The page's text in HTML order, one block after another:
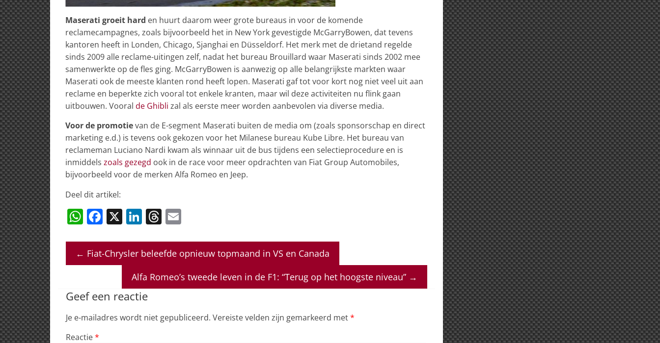
Maserati groeit hard en huurt daarom weer grote bureaus in voor de komende
reclamecampagnes, zoals bijvoorbeeld het in New York gevestigde McGarryBowen, dat tevens
kantoren heeft in Londen, Chicago, Sjanghai en Düsseldorf. Het merk met de drietand regelde
sinds 2009 alle reclame-uitingen zelf, nadat het bureau Brouillard waar Maserati sinds 2002 mee
samenwerkte op de fles ging. McGarryBowen is aanwezig op alle belangrijkste markten waar
Maserati ook de meeste klanten rond heeft lopen. Maserati gaf tot voor kort nog niet veel uit aan
reclame en beperkte zich vooral tot enkele kranten, maar wil deze activiteiten nu flink gaan
uitbouwen. Vooral de Ghibli zal als eerste meer worden aanbevolen via diverse media.
Voor de promotievan de E-segment Maserati buiten de media om (zoals sponsorschap en direct
marketing e.d.) is tevens ook gekozen voor het Milanese bureau Kube Libre. Het bureau van
reclameman Luciano Nardi kwam als winnaar uit de bus tijdens een selectieprocedure en is
inmiddels zoals gezegd ook in de race voor meer opdrachten van Fiat Group Automobiles,
bijvoorbeeld voor de merken Alfa Romeo en Jeep.
Deel dit artikel:
W
at
s
p
F
c
e
o
o
k
X Li
k
e
dI
n
T
re
a
d
s
ai
l
← Fiat-Chrysler beleefde opnieuw topmaand in VS en Canada
Alfa Romeo’s tweede leven in de F1: “Terug op het hoogste niveau” →
Geef een reactie
Je e-mailadres wordt niet gepubliceerd. Vereiste velden zijn gemarkeerd met*
Reactie*